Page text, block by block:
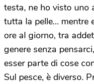
testa, ne ho visto uno
tutta la pelle… mentre
ore al giorno, tra
genere senza
esser parte di cose
Sul pesce, è diverso.